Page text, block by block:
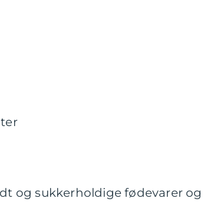
og sukkerholdige fødevarer og